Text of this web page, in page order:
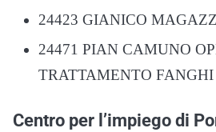
24423 GIANICO
24471 PIAN CAMUNO
TRATTAMENTO FANGHI
Centro per l’impiego di